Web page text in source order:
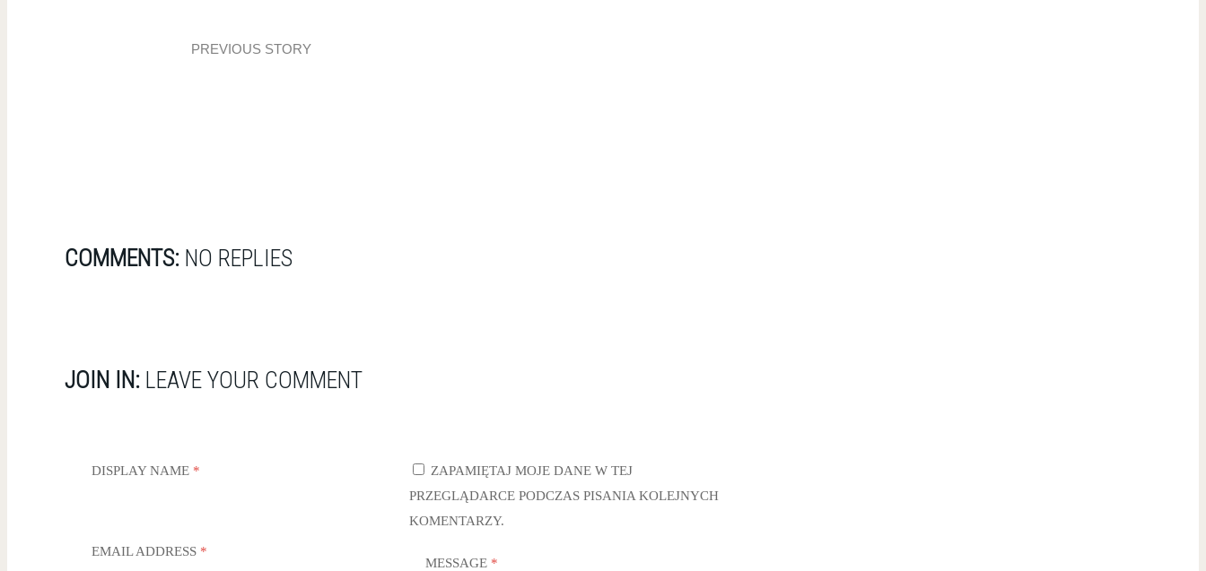
PREVIOUS STORY
COMMENTS: NO REPLIES
JOIN IN: LEAVE YOUR COMMENT
DISPLAY NAME *
EMAIL ADDRESS *
ZAPAMIĘTAJ MOJE DANE W TEJ
PRZEGLĄDARCE PODCZAS PISANIA KOLEJNYCH
KOMENTARZY.
MESSAGE *